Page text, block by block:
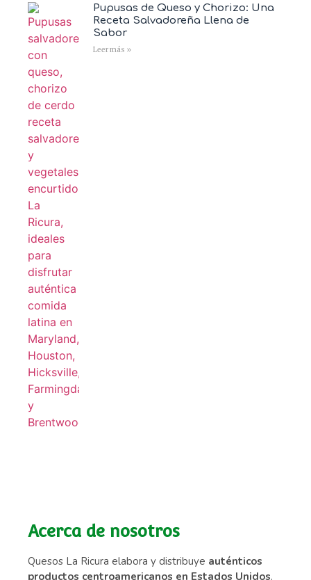
Pupusas de Queso y Chorizo: Una
Receta Salvadoreña Llena de
Sabor
Leer más »
Acerca de nosotros
Quesos La Ricura elabora y distribuye auténticos
productos centroamericanos en Estados Unidos.